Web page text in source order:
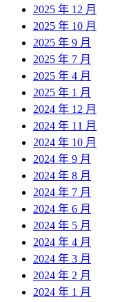
2025 年 12 月
2025 年 10 月
2025 年 9 月
2025 年 7 月
2025 年 4 月
2025 年 1 月
2024 年 12 月
2024 年 11 月
2024 年 10 月
2024 年 9 月
2024 年 8 月
2024 年 7 月
2024 年 6 月
2024 年 5 月
2024 年 4 月
2024 年 3 月
2024 年 2 月
2024 年 1 月